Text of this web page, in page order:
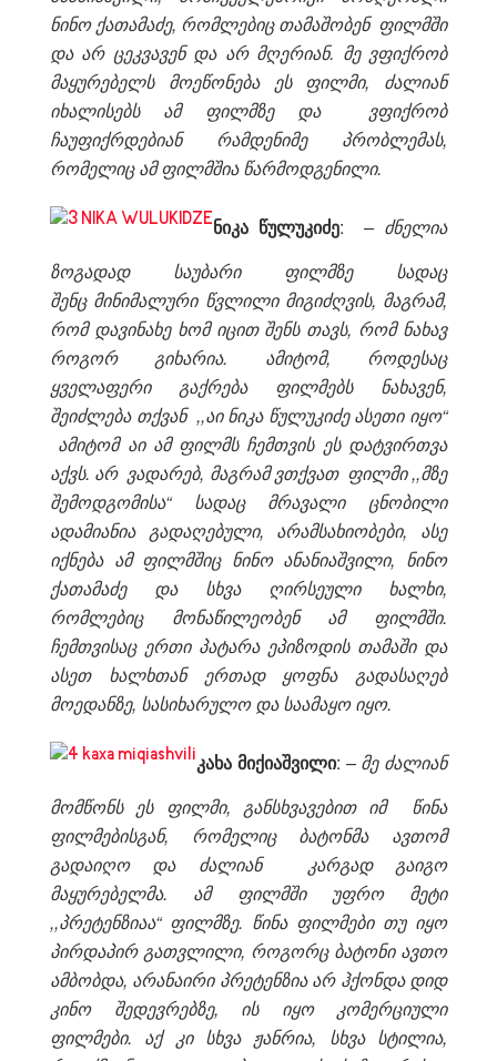
ნინო ქათამაძე, რომლებიც თამაშობენ ფილმში
და არ ცეკვავენ და არ მღერიან. მე ვფიქრობ
მაყურებელს მოეწონება ეს ფილმი, ძალიან
იხალისებს ამ ფილმზე და ვფიქრობ
ჩაუფიქრდებიან რამდენიმე პრობლემას,
რომელიც ამ ფილმშია წარმოდგენილი.
ნიკა წულუკიძე: – ძნელია
ზოგადად საუბარი ფილმზე სადაც
შენც მინიმალური წვლილი მიგიძღვის, მაგრამ,
რომ დავინახე ხომ იცით შენს თავს, რომ ნახავ
როგორ გიხარია. ამიტომ, როდესაც
ყველაფერი გაქრება ფილმებს ნახავენ,
შეიძლება თქვან ,,აი ნიკა წულუკიძე ასეთი იყო“
ამიტომ აი ამ ფილმს ჩემთვის ეს დატვირთვა
აქვს. არ ვადარებ, მაგრამ ვთქვათ ფილმი ,,მზე
შემოდგომისა“ სადაც მრავალი ცნობილი
ადამიანია გადაღებული, არამსახიობები, ასე
იქნება ამ ფილმშიც ნინო ანანიაშვილი, ნინო
ქათამაძე და სხვა ღირსეული ხალხი,
რომლებიც მონაწილეობენ ამ ფილმში.
ჩემთვისაც ერთი პატარა ეპიზოდის თამაში და
ასეთ ხალხთან ერთად ყოფნა გადასაღებ
მოედანზე, სასიხარულო და საამაყო იყო.
კახა მიქიაშვილი: – მე ძალიან
მომწონს ეს ფილმი, განსხვავებით იმ წინა
ფილმებისგან, რომელიც ბატონმა ავთომ
გადაიღო და ძალიან კარგად გაიგო
მაყურებელმა. ამ ფილმში უფრო მეტი
,,პრეტენზიაა“ ფილმზე. წინა ფილმები თუ იყო
პირდაპირ გათვლილი, როგორც ბატონი ავთო
ამბობდა, არანაირი პრეტენზია არ ჰქონდა დიდ
კინო შედევრებზე, ის იყო კომერციული
ფილმები. აქ კი სხვა ჟანრია, სხვა სტილია,